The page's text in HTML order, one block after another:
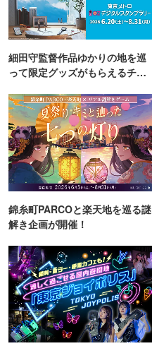
細田守監督作品ゆかりの地を巡
って限定グッズがもらえるチャ
錦糸町PARCOと楽天地を巡る謎
解き企画が開催！